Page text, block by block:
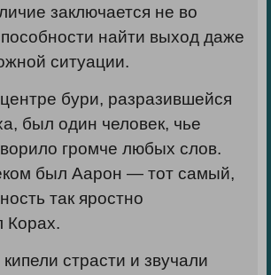
заключается не во
найти выход даже
ситуации.
бури, разразившейся
был один человек, чье
громче любых слов.
был Аарон — тот самый,
так яростно
Корах.
кипели страсти и звучали